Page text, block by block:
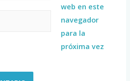
web en este
navegador
para la
próxima vez